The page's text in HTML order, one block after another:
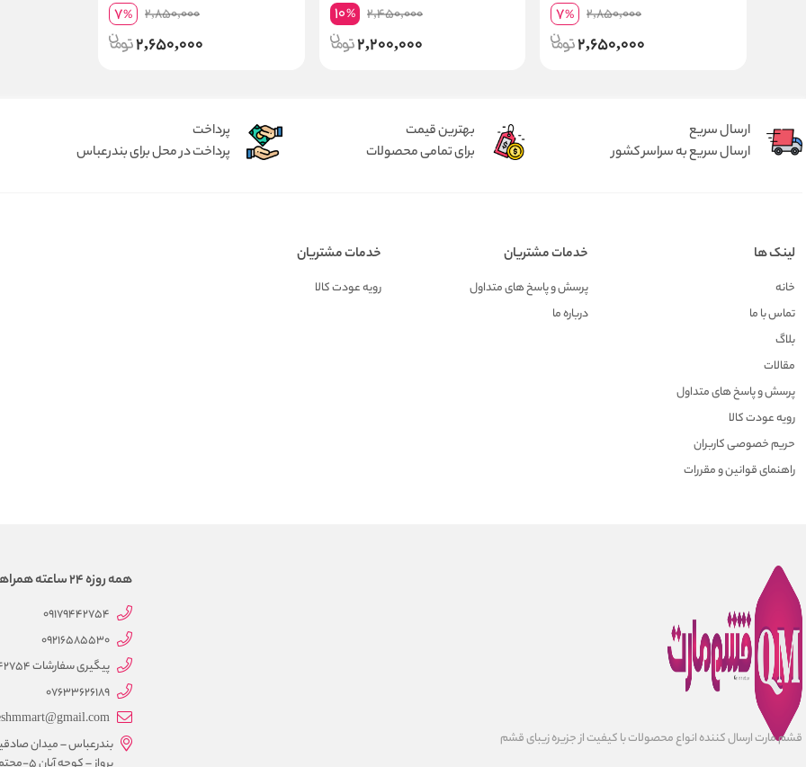
2,850,000
7%
2,650,000
2,450,000
10%
2,200,000
2,850,000
7%
2,650,000
ارسال سریع
ارسال سریع به سراسر کشور
بهترین قیمت
برای تمامی محصولات
پرداخت
پرداخت در محل برای بندرعباس
لینک ها
خانه
تماس با ما
بلاگ
مقالات
پرسش و پاسخ های متداول
رویه عودت کالا
حریم خصوصی کاربران
راهنمای قوانین و مقررات
خدمات مشتریان
پرسش و پاسخ های متداول
درباره ما
خدمات مشتریان
رویه عودت کالا
قشم مارت ارسال کننده انواع محصولات با کیفیت از جزیره زیبای قشم
همه روزه 24 ساعته همراهتیم
09179442754
09216585530
پیگیری سفارشات 09179442754
07633626189
بندرعباس – میدان